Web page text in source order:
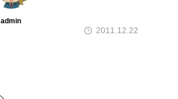
admin
2011.12.22